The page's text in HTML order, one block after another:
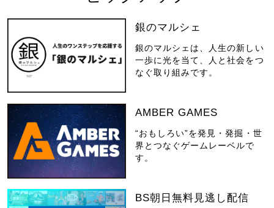
銀のマルシェ
銀のマルシェは、人生の新しい
一歩に光を当て、人と社会をつ
なぐ取り組みです。
AMBER GAMES
“おもしろい”を発見・発掘・世
界とつなぐゲームレーベルで
す。
BS朝日無料見逃し配信